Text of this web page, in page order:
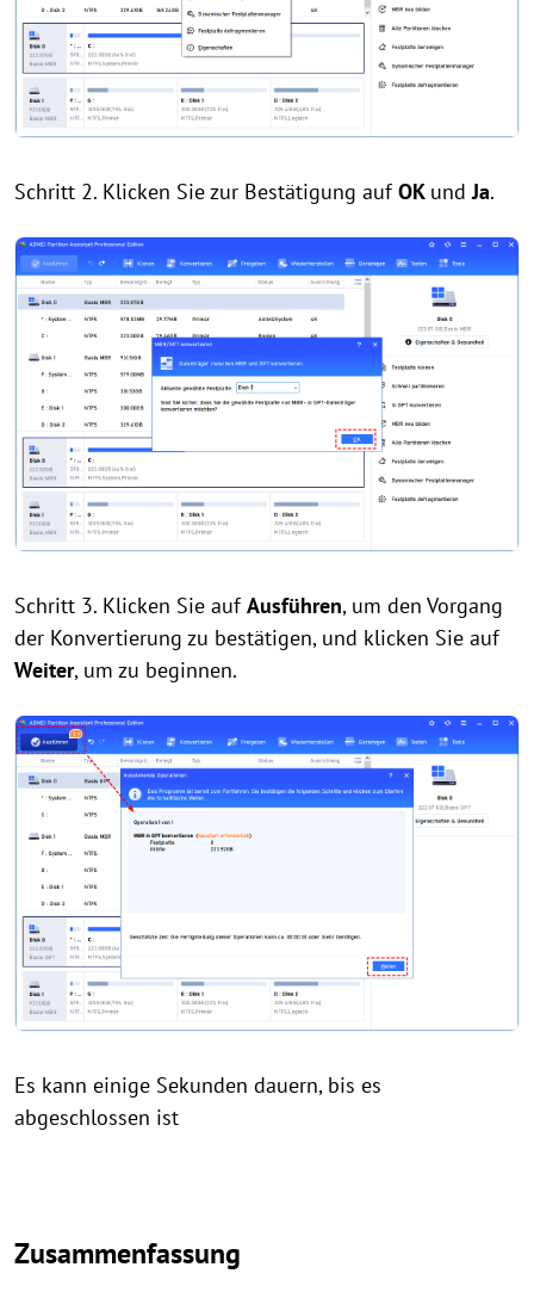
Schritt 2. Klicken Sie zur Bestätigung aufOK und Ja.
Schritt 3. Klicken Sie aufAusführen, um den Vorgang
der Konvertierung zu bestätigen, und klicken Sie auf
Weiter, um zu beginnen.
Es kann einige Sekunden dauern, bis es
abgeschlossen ist
Zusammenfassung